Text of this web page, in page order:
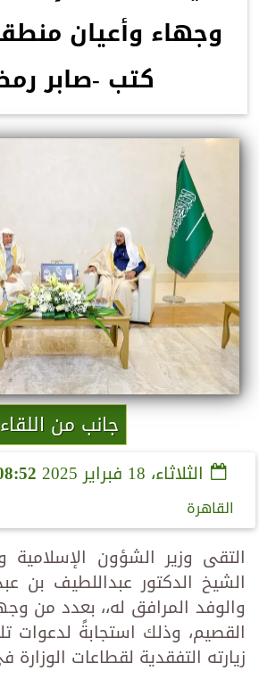
وجهاء وأعيان
كتب -صابر
جانب من اللقاء
الثلاثاء، 18 فبراير 2025 08:52
القاهرة
التقى وزير الشؤون الإسلامية
الشيخ الدكتور عبداللطيف بن
والوفد المرافق له،، بعدد من
القصيم، وذلك استجابةً لدعوات
زيارته التفقدية لقطاعات